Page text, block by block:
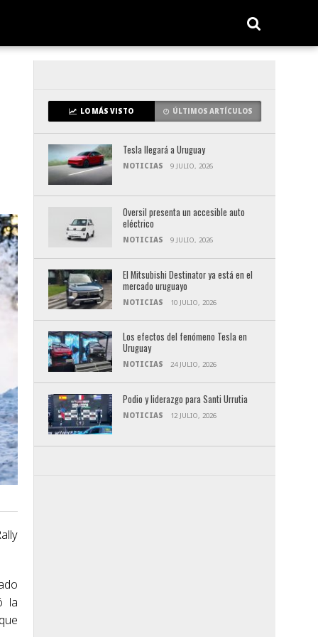
la
LO MÁS VISTO ÚLTIMOS ARTÍCULOS
Tesla llegará a Uruguay
NOTICIAS 9 JULIO, 2026
Oversil presenta un accesible auto
eléctrico
NOTICIAS 9 JULIO, 2026
El Mitsubishi Destinator ya está en el
mercado uruguayo
NOTICIAS 10 JULIO, 2026
Los efectos del fenómeno Tesla en
Uruguay
NOTICIAS 24 JULIO, 2026
Podio y liderazgo para Santi Urrutia
NOTICIAS 12 JULIO, 2026